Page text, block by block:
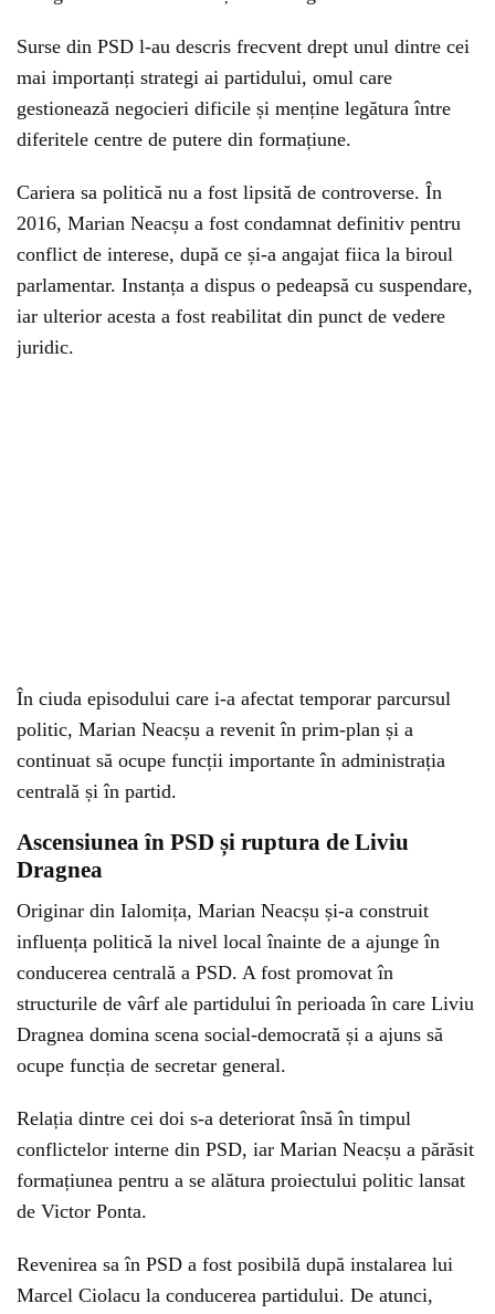
Surse din PSD l-au descris frecvent drept unul dintre cei
mai importanți strategi ai partidului, omul care
gestionează negocieri dificile și menține legătura între
diferitele centre de putere din formațiune.
Cariera sa politică nu a fost lipsită de controverse. În
2016, Marian Neacșu a fost condamnat definitiv pentru
conflict de interese, după ce și-a angajat fiica la biroul
parlamentar. Instanța a dispus o pedeapsă cu suspendare,
iar ulterior acesta a fost reabilitat din punct de vedere
juridic.
În ciuda episodului care i-a afectat temporar parcursul
politic, Marian Neacșu a revenit în prim-plan și a
continuat să ocupe funcții importante în administrația
centrală și în partid.
Ascensiunea în PSD și ruptura de Liviu
Dragnea
Originar din Ialomița, Marian Neacșu și-a construit
influența politică la nivel local înainte de a ajunge în
conducerea centrală a PSD. A fost promovat în
structurile de vârf ale partidului în perioada în care Liviu
Dragnea domina scena social-democrată și a ajuns să
ocupe funcția de secretar general.
Relația dintre cei doi s-a deteriorat însă în timpul
conflictelor interne din PSD, iar Marian Neacșu a părăsit
formațiunea pentru a se alătura proiectului politic lansat
de Victor Ponta.
Revenirea sa în PSD a fost posibilă după instalarea lui
Marcel Ciolacu la conducerea partidului. De atunci,